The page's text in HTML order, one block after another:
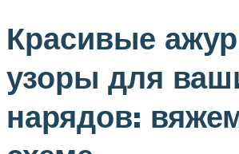
Красивые
узоры для
нарядов: